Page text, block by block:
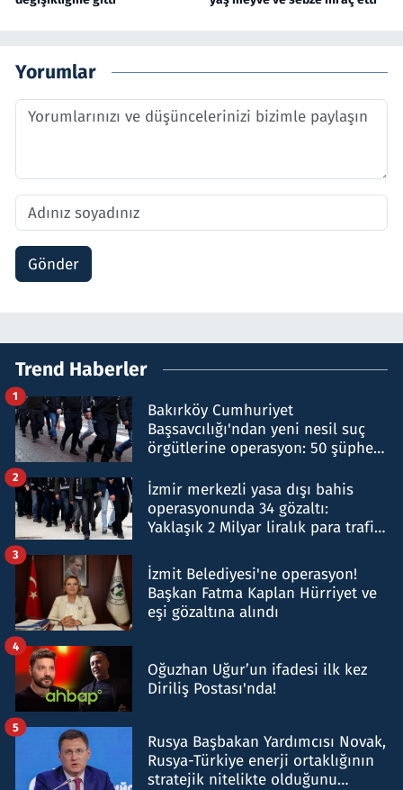
Yorumlar
Gönder
Trend Haberler
Bakırköy Cumhuriyet
Başsavcılığı'ndan yeni nesil suç
örgütlerine operasyon: 50 şüpheli
1
İzmir merkezli yasa dışı bahis
operasyonunda 34 gözaltı:
Yaklaşık 2 Milyar liralık para trafiği
2
İzmit Belediyesi'ne operasyon!
Başkan Fatma Kaplan Hürriyet ve
eşi gözaltına alındı
3
Oğuzhan Uğur’un ifadesi ilk kez
Diriliş Postası'nda!
4
Rusya Başbakan Yardımcısı Novak,
Rusya-Türkiye enerji ortaklığının
stratejik nitelikte olduğunu
5